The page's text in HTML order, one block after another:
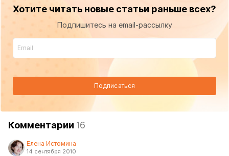
Хотите читать новые статьи раньше всех?
Подпишитесь на email-рассылку
Подписаться
Комментарии 16
Елена Истомина
14 сентября 2010